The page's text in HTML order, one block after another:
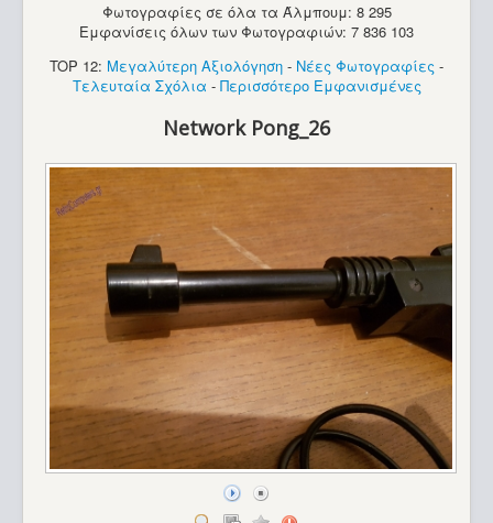
Commodore Max Machine
Φωτογραφίες σε όλα τα Άλμπουμ: 8 295
Εμφανίσεις όλων των Φωτογραφιών: 7 836 103
TOP 12: Μεγαλύτερη Αξιολόγηση - Νέες Φωτογραφίες -
Τελευταία Σχόλια - Περισσότερο Εμφανισμένες
Network Pong_26